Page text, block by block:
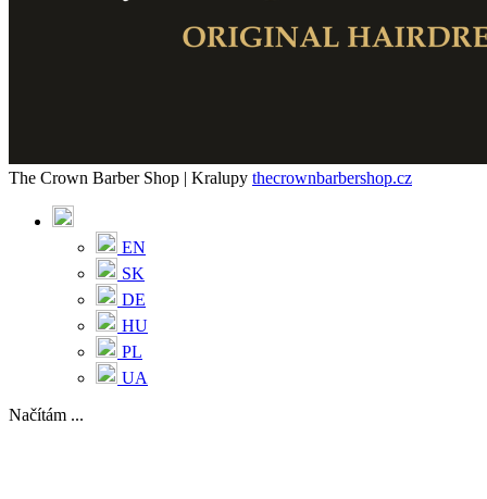
The Crown Barber Shop | Kralupy thecrownbarbershop.cz
EN
SK
DE
HU
PL
UA
Načítám ...